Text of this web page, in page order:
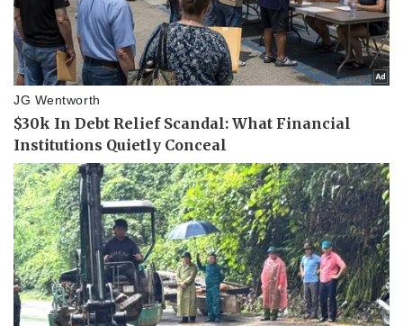
Pháp luật Quân sự - Quốc phòng